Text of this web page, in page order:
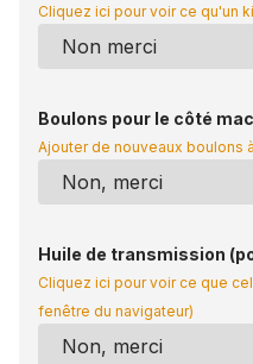
Cliquez ici pour voir ce qu'un
Boulons pour le côté
Ajouter de nouveaux boulons
Huile de transmission
Cliquez ici pour voir ce que
fenêtre du navigateur)